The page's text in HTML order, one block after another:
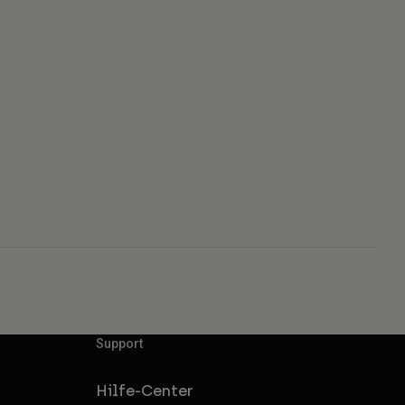
Support
Hilfe-Center